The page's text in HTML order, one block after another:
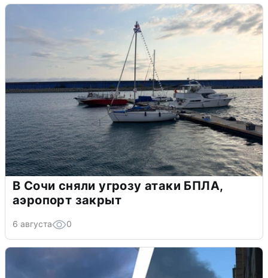
В Сочи сняли угрозу атаки БПЛА,
аэропорт закрыт
6 августа 0